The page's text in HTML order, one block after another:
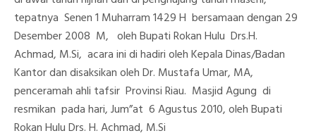
tepatnya Senen 1 Muharram 1429 H bersamaan dengan 29
Desember 2008 M, oleh Bupati Rokan Hulu Drs.H.
Achmad, M.Si, acara ini di hadiri oleh Kepala Dinas/Badan
Kantor dan disaksikan oleh Dr. Mustafa Umar, MA,
penceramah ahli tafsir Provinsi Riau. Masjid Agung di
resmikan pada hari, Jum”at 6 Agustus 2010, oleh Bupati
Rokan Hulu Drs. H. Achmad, M.Si